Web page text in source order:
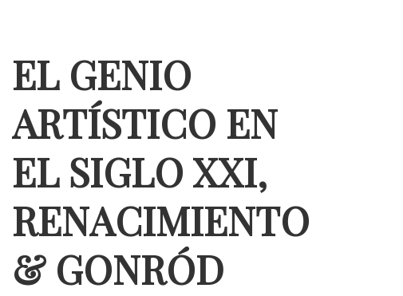
EL GENIO
ARTÍSTICO EN
EL SIGLO XXI,
RENACIMIENTO
& GONRÓD